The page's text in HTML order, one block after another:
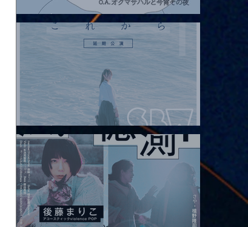
2026.08.07 |【観覧】マイティマウンテンズpresents. “HALL-IN-
2026.08.08 |【観覧】Oaiko pre.「これから」延期公演 Blurred
City Lights × 17歳とベルリンの壁